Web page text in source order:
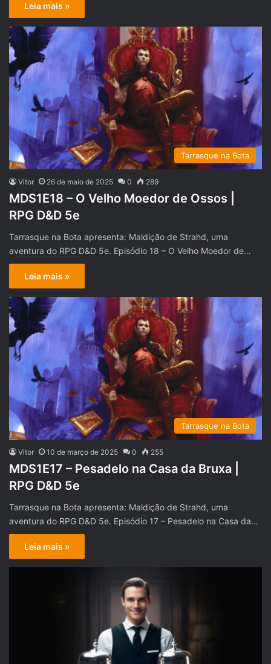
Leia mais »
Tarrasque na Bota
Vitor 26 de maio de 2025 0 289
MDS1E18 – O Velho Moedor de Ossos |
RPG D&D 5e
Tarrasque na Bota apresenta: Maldição de Strahd, uma
aventura do RPG D&D 5e. Episódio 18 – O Velho Moedor de…
Leia mais »
Tarrasque na Bota
Vitor 10 de março de 2025 0 255
MDS1E17 – Pesadelo na Casa da Bruxa |
RPG D&D 5e
Tarrasque na Bota apresenta: Maldição de Strahd, uma
aventura do RPG D&D 5e. Episódio 17 – Pesadelo na Casa da…
Leia mais »